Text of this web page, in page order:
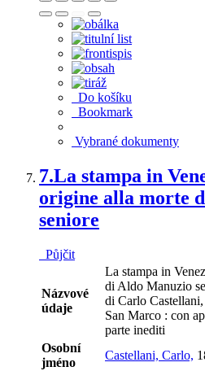
Do košíku
Bookmark
Vybrané dokumenty
7.La stampa in
origine alla morte
seniore
Půjčit
Názvové
údaje
La stampa in
di Aldo Manuzio
di Carlo
San Marco : con
parte inediti
Osobní
jméno
Castellani, Carlo,